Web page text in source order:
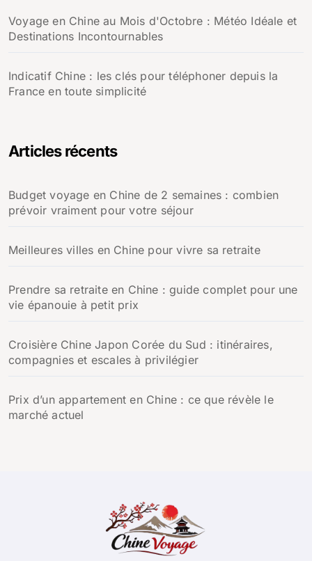
Voyage en Chine au Mois d'Octobre : Météo Idéale et
Destinations Incontournables
Indicatif Chine : les clés pour téléphoner depuis la
France en toute simplicité
Articles récents
Budget voyage en Chine de 2 semaines : combien
prévoir vraiment pour votre séjour
Meilleures villes en Chine pour vivre sa retraite
Prendre sa retraite en Chine : guide complet pour une
vie épanouie à petit prix
Croisière Chine Japon Corée du Sud : itinéraires,
compagnies et escales à privilégier
Prix d’un appartement en Chine : ce que révèle le
marché actuel